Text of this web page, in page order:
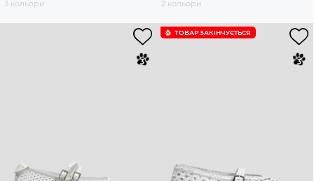
3 кольори
2 кольори
ТОВАР ЗАКІНЧУЄTЬСЯ